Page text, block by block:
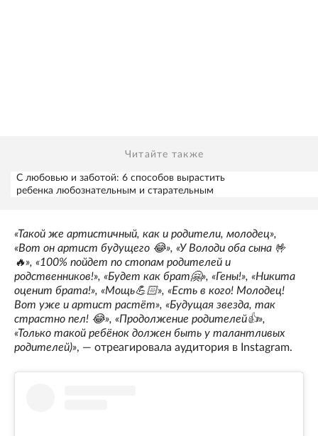
Читайте также
С любовью и заботой: 6 способов вырастить
ребенка любознательным и старательным
«Такой же артистичный, как и родители, молодец»,
«Вот он артист будущего 😂», «У Володи оба сына 🤟
🔥», «100% пойдет по стопам родителей и
родственников!», «Будет как брат🤗», «Гены!», «Никита
оценит брата!», «Мощь💪🏻», «Есть в кого! Молодец!
Вот уже и артист растёт», «Будущая звезда, так
страстно пел! 😂», «Продолжение родителей👍»,
«Только такой ребёнок должен быть у талантливых
родителей)», — отреагировала аудитория в Instagram.